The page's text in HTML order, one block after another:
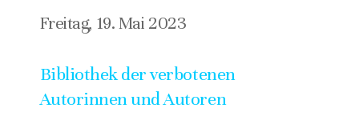
Freitag, 19. Mai 2023
Bibliothek der verbotenen
Autorinnen und Autoren